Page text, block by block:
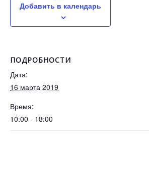
Добавить в календарь
ПОДРОБНОСТИ
Дата:
16 марта 2019
Время:
10:00 - 18:00